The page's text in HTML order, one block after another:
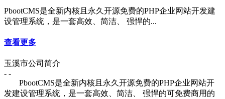
PbootCMS是全新内核且永久开源免费的PHP企业网站开发建
设管理系统，是一套高效、简洁、 强悍的...
查看更多
玉溪市公司简介
- -
PbootCMS是全新内核且永久开源免费的PHP企业网站开
发建设管理系统，是一套高效、简洁、 强悍的可免费商用的